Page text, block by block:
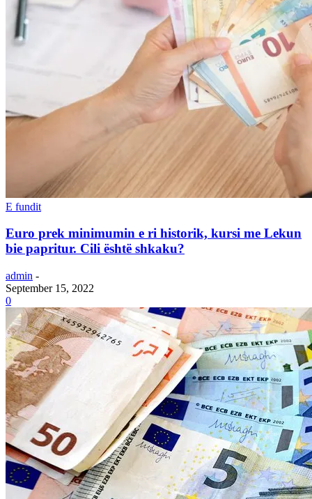
E fundit
Euro prek minimumin e ri historik, kursi me Lekun
bie papritur. Cili është shkaku?
admin -
September 15, 2022
0